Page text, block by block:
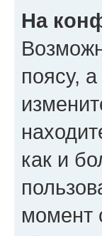
На
поясу,
как и
момент